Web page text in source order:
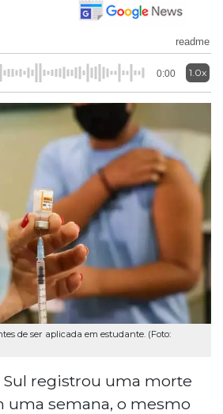
readme
0:00 1.0x
de ser aplicada em estudante. (Foto:
Sul registrou uma morte
uma semana, o mesmo